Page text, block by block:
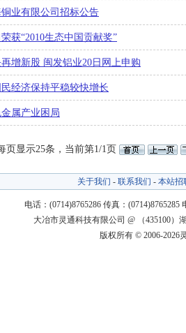
业有限公司招标公告
获“2010生态中国贡献奖”
增新股 闽发铝业20日网上申购
经济保持平稳较快增长
属产业困局
页显示25条，当前第1/1页
关于我们 - 联系我们 - 本站招
电话：(0714)8765286 传真：(0714)8765285
大冶市灵通科技有限公司 @ （435100
版权所有 © 2006-2026